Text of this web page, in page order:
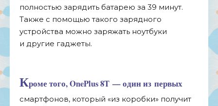
полностью зарядить батарею за 39 минут.
Также с помощью такого зарядного
устройства можно заряжать ноутбуки
и другие гаджеты.
Кроме того, OnePlus 8T —один из первых
смартфонов, который «из коробки» получит